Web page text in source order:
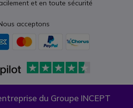
et en toute sécurité
acceptons
du Groupe INCEPT